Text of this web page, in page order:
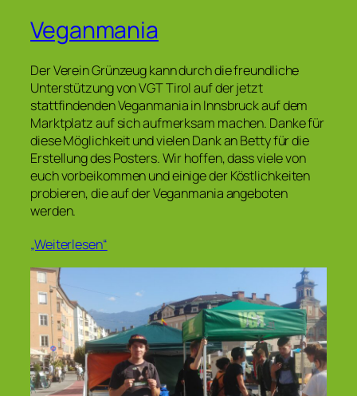
Veganmania
Der Verein Grünzeug kann durch die freundliche
Unterstützung von VGT Tirol auf der jetzt
stattfindenden Veganmania in Innsbruck auf dem
Marktplatz auf sich aufmerksam machen. Danke für
diese Möglichkeit und vielen Dank an Betty für die
Erstellung des Posters. Wir hoffen, dass viele von
euch vorbeikommen und einige der Köstlichkeiten
probieren, die auf der Veganmania angeboten
werden.
„Weiterlesen“